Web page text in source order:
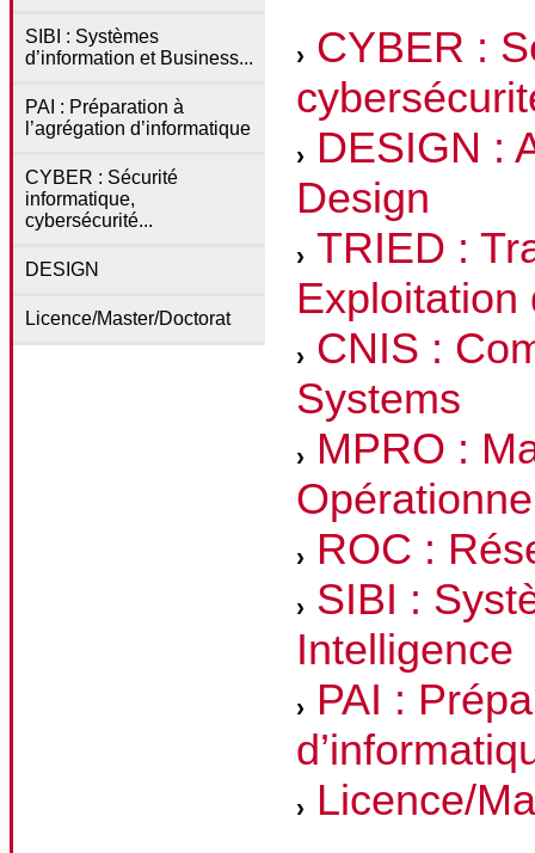
SIBI : Systèmes
d’information et Business...
PAI : Préparation à
l’agrégation d’informatique
CYBER : Sécurité
informatique,
cybersécurité...
DESIGN
Licence/Master/Doctorat
CYBER :
DESIGN :
Design
TRIED :
Exploitation
CNIS :
Systems
MPRO :
ROC :
SIBI :
Intelligence
PAI :
Licence/